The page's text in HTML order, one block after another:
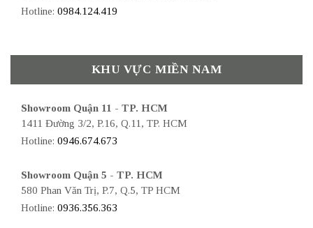
Hotline: 0984.124.419
KHU VỰC MIỀN NAM
Showroom Quận 11 - TP. HCM
1411 Đường 3/2, P.16, Q.11, TP. HCM
Hotline: 0946.674.673
Showroom Quận 5 - TP. HCM
580 Phan Văn Trị, P.7, Q.5, TP HCM
Hotline: 0936.356.363